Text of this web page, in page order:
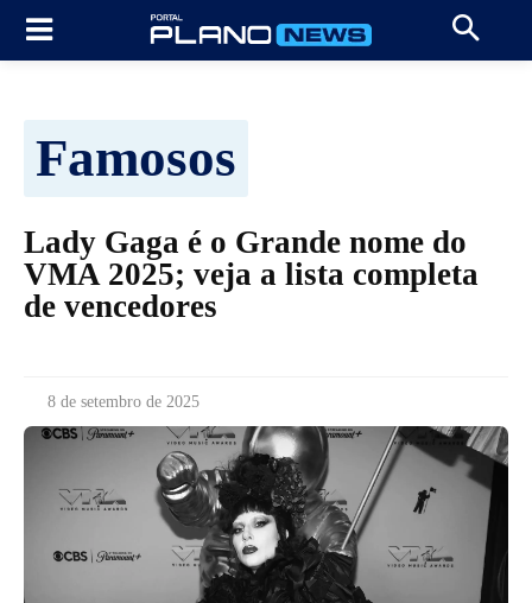
Famosos
Lady Gaga é o Grande nome do
VMA 2025; veja a lista completa
de vencedores
8 de setembro de 2025